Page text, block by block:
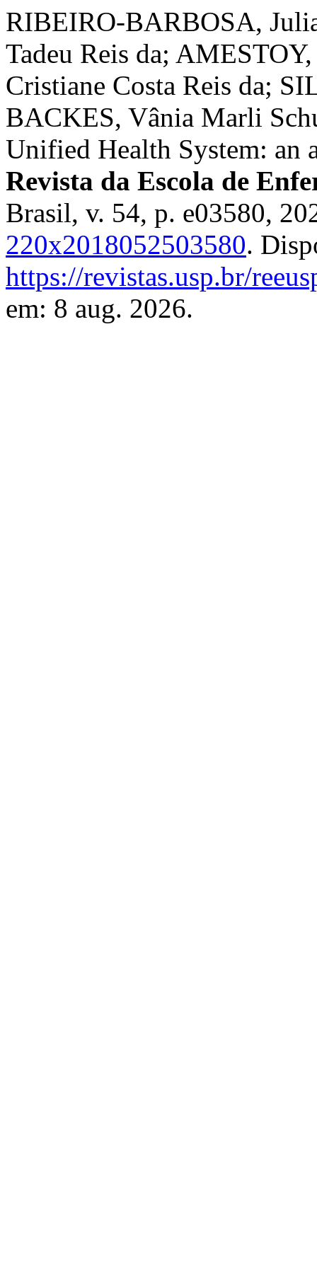
RIBEIRO-BARBOSA,
Tadeu Reis da;
Cristiane Costa Reis da;
BACKES, Vânia Marli
Unified Health System: an
Revista da Escola de
Brasil, v. 54, p. e03580,
220x2018052503580.
https://revistas.usp.br/
em: 8 aug. 2026.